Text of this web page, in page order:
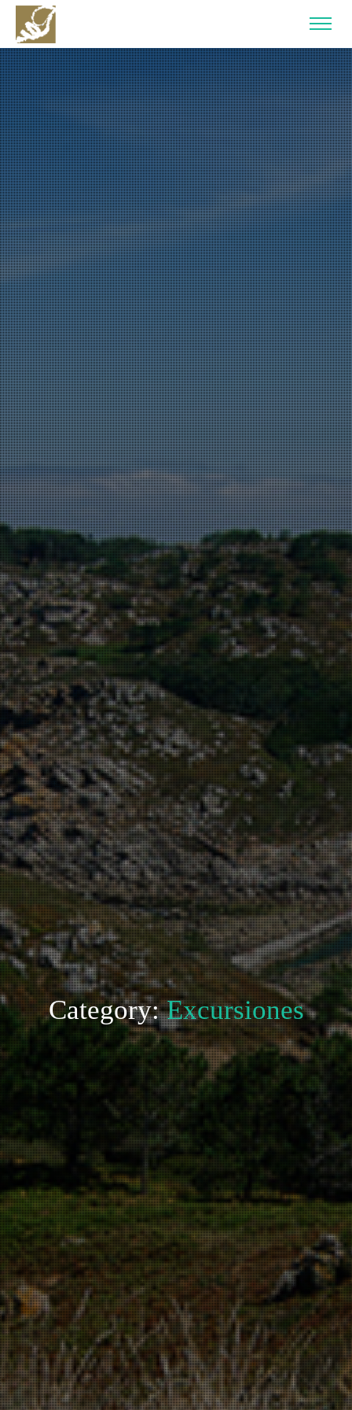
Category:Excursiones